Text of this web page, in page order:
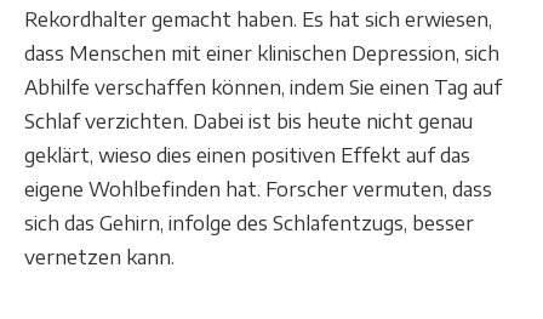
Rekordhalter gemacht haben. Es hat sich erwiesen,
dass Menschen mit einer klinischen Depression, sich
Abhilfe verschaffen können, indem Sie einen Tag auf
Schlaf verzichten. Dabei ist bis heute nicht genau
geklärt, wieso dies einen positiven Effekt auf das
eigene Wohlbefinden hat. Forscher vermuten, dass
sich das Gehirn, infolge des Schlafentzugs, besser
vernetzen kann.